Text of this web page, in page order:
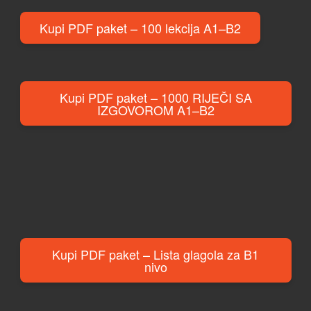
Kupi PDF paket – 100 lekcija A1–B2
Kupi PDF paket – 1000 RIJEČI SA
IZGOVOROM A1–B2
Kupi PDF paket – Lista glagola za B1
nivo